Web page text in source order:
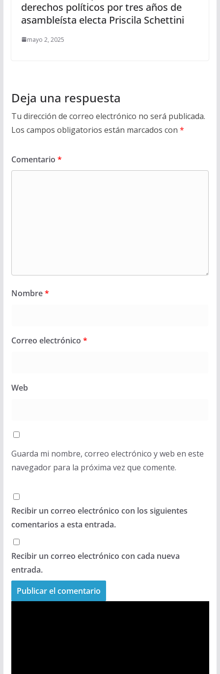
derechos políticos por tres años de
asambleísta electa Priscila Schettini
mayo 2, 2025
Deja una respuesta
Tu dirección de correo electrónico no será publicada.
Los campos obligatorios están marcados con *
Comentario *
Nombre*
Correo electrónico *
Web
Guarda mi nombre, correo electrónico y web en este
navegador para la próxima vez que comente.
Recibir un correo electrónico con los siguientes
comentarios a esta entrada.
Recibir un correo electrónico con cada nueva
entrada.